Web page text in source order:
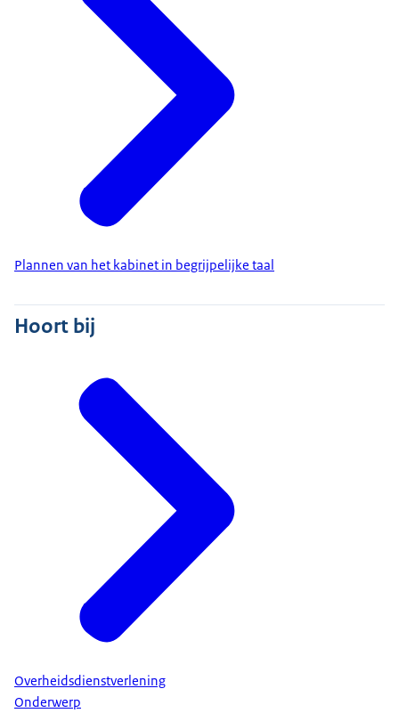
belangrijkste plannen voor overheid en bestuur.
Het is de 4e van 6 video’s.
Overheid en bestuur
Iets regelen met de overheid moet makkelijker,
sneller en betrouwbaarder worden. Het kabinet wil
het volgende:
Elk jaar worden minimaal 500 regels geschrapt
of versimpeld.
Informatie van de overheid moet voor iedereen
1 fout mag iemand niet meteen in de
problemen brengen. Daarom komt er een recht
op vergissen.
De Rijksoverheid huurt minder mensen in. Dat
bespaart geld.
De prijs van bijvoorbeeld stroom en water op
Bonaire, Saba en Sint Eustatius moet omlaag.
Daardoor leven er minder mensen in armoede.
Plannen van het kabinet in begrijpelijke taal
Hoort bij
Overheidsdienstverlening
Onderwerp